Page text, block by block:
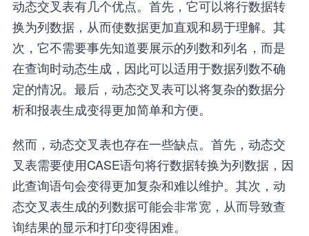
动态交叉表有几个优点。首先，它可以将行数据转
换为列数据，从而使数据更加直观和易于理解。其
次，它不需要事先知道要展示的列数和列名，而是
在查询时动态生成，因此可以适用于数据列数不确
定的情况。最后，动态交叉表可以将复杂的数据分
析和报表生成变得更加简单和方便。
然而，动态交叉表也存在一些缺点。首先，动态交
叉表需要使用CASE语句将行数据转换为列数据，因
此查询语句会变得更加复杂和难以维护。其次，动
态交叉表生成的列数据可能会非常宽，从而导致查
询结果的显示和打印变得困难。